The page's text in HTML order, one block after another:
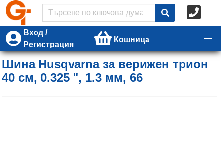
Вход /
Регистрация
Кошница
Шина Husqvarna за верижен трион
40 см, 0.325 ", 1.3 мм, 66